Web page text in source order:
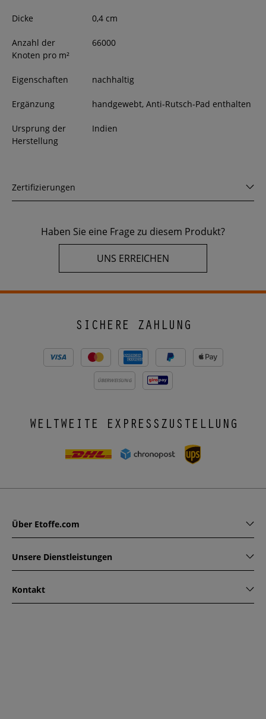
Dicke 0,4 cm
Anzahl der
Knoten pro m²
66000
Eigenschaften nachhaltig
Ergänzung handgewebt, Anti-Rutsch-Pad enthalten
Ursprung der
Herstellung
Indien
Zertifizierungen
Haben Sie eine Frage zu diesem Produkt?
UNS ERREICHEN
SICHERE ZAHLUNG
ÜBERWEISUNG
WELTWEITE EXPRESSZUSTELLUNG
Über Etoffe.com
Unsere Dienstleistungen
Kontakt